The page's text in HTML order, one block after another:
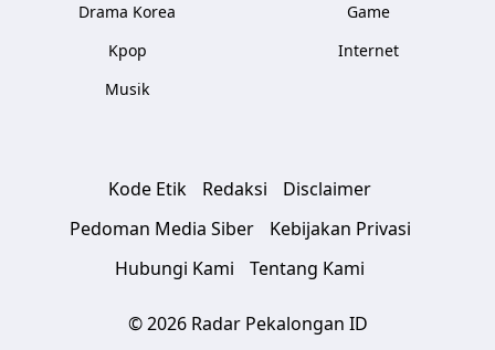
Drama Korea
Kpop
Musik
Game
Internet
Kode Etik Redaksi
Disclaimer
Pedoman Media Siber
Kebijakan Privasi
Hubungi Kami
Tentang Kami
© 2026 Radar Pekalongan ID